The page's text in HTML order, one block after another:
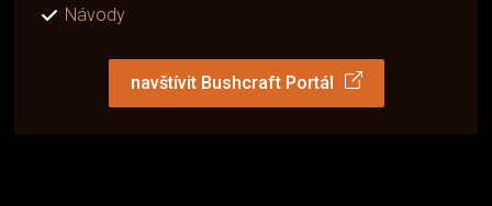
Návody
navštívit Bushcraft Portál